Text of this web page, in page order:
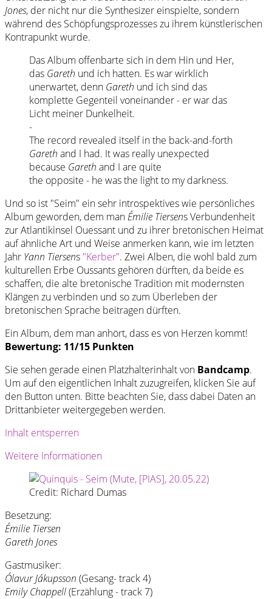
Jones, der nicht nur die Synthesizer einspielte, sondern
während des Schöpfungsprozesses zu ihrem künstlerischen
Kontrapunkt wurde.
Das Album offenbarte sich in dem Hin und Her,
das Gareth und ich hatten. Es war wirklich
unerwartet, denn Gareth und ich sind das
komplette Gegenteil voneinander - er war das
Licht meiner Dunkelheit.
-
The record revealed itself in the back-and-forth
Gareth and I had. It was really unexpected
because Gareth and I are quite
the opposite - he was the light to my darkness.
Und so ist "Seim" ein sehr introspektives wie persönliches
Album geworden, dem manÉmilie Tiersens Verbundenheit
zur Atlantikinsel Ouessant und zu ihrer bretonischen Heimat
auf ähnliche Art und Weise anmerken kann, wie im letzten
Jahr Yann Tiersens "Kerber". Zwei Alben, die wohl bald zum
kulturellen Erbe Oussants gehören dürften, da beide es
schaffen, die alte bretonische Tradition mit modernsten
Klängen zu verbinden und so zum Überleben der
bretonischen Sprache beitragen dürften.
Ein Album, dem man anhört, dass es von Herzen kommt!
Bewertung: 11/15 Punkten
Sie sehen gerade einen Platzhalterinhalt von Bandcamp.
Um auf den eigentlichen Inhalt zuzugreifen, klicken Sie auf
den Button unten. Bitte beachten Sie, dass dabei Daten an
Drittanbieter weitergegeben werden.
Inhalt entsperren
Weitere Informationen
Credit: Richard Dumas
Besetzung:
Émilie Tiersen
Gareth Jones
Gastmusiker:
Ólavur Jákupsson (Gesang- track 4)
Emily Chappell(Erzählung - track 7)